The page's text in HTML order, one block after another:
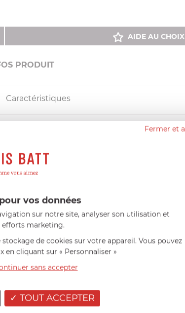
AIDE AU CHOIX
PRODUIT
Caractéristiques
TOUS FEUX
la chaleur. Ce procédé exclusif permetl'utilisation
CHOIX
Fermer et
vos données
sur notre site, analyser son utilisation et
marketing.
de cookies sur votre appareil. Vous pouvez
cliquant sur « Personnaliser »
sans accepter
TOUT ACCEPTER